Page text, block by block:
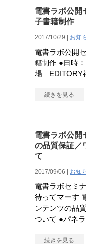
電書ラボ公開
子書籍制作
2017/10/29 | お知
電書ラボ公開
籍制作 ●日時
場
続きを見る
電書ラボ公開
の品質保証／
て
2017/09/06 | お知
電書ラボセミ
待ってマーす
ンテンツの品
ついて ●パネ
続きを見る